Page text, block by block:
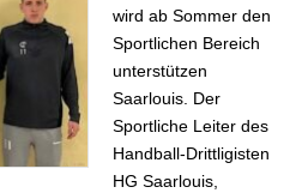
wird ab Sommer den
Sportlichen Bereich
unterstützen
Saarlouis. Der
Sportliche Leiter des
Handball-Drittligisten
HG Saarlouis,